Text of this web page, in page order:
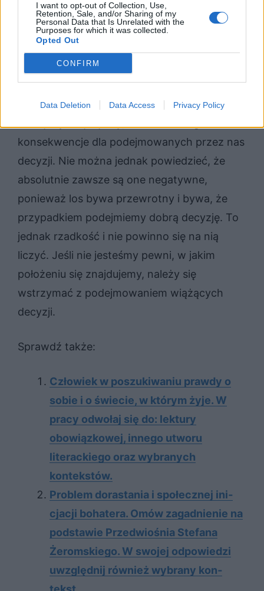
I want to opt-out of Collection, Use,
Retention, Sale, and/or Sharing of my
Personal Data that Is Unrelated with the
Purposes for which it was collected.
Opted Out
CONFIRM
Data Deletion Data Access Privacy Policy
innym odebranie życia realnemu człowiekowi.
Ostatecznie Kordian poniósł porażkę, nie
dokonał zamachu, został pojmany i skazany
na śmierć.
Jak widać błędny osąd sytuacji życiowej, w
konsekwencje dla podejmowanych przez nas
decyzji. Nie można jednak powiedzieć, że
absolutnie zawsze są one negatywne,
ponieważ los bywa przewrotny i bywa, że
przypadkiem podejmiemy dobrą decyzję. To
jednak rzadkość i nie powinno się na nią
liczyć. Jeśli nie jesteśmy pewni, w jakim
położeniu się znajdujemy, należy się
wstrzymać z podejmowaniem wiążących
decyzji.
Sprawdź także:
Człowiek w poszukiwaniu prawdy o
sobie i o świecie, w którym żyje. W
pracy odwołaj się do: lektury
obowiązkowej, innego utworu
literackiego oraz wybranych
kontekstów.
Pro­blem do­ra­sta­nia i spo­łecz­nej ini­
cja­cji bo­ha­te­ra. Omów za­gad­nie­nie na
pod­sta­wie Przed­wio­śnia Ste­fa­na
Żerom­skie­go. W swo­jej od­po­wie­dzi
uwzględ­nij rów­nież wy­bra­ny kon­